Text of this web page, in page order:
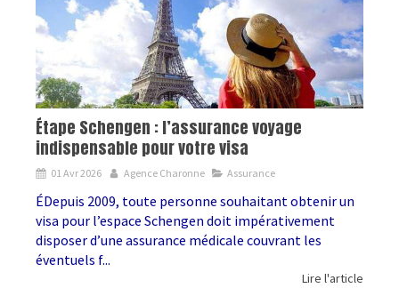
Étape Schengen : l’assurance voyage
indispensable pour votre visa
01 Avr 2026 Agence Charonne Assurance
ÉDepuis 2009, toute personne souhaitant obtenir un
visa pour l’espace Schengen doit impérativement
disposer d’une assurance médicale couvrant les
éventuels f...
Lire l'article